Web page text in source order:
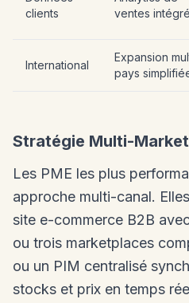
clients
ventes
International
Expansion
pays
Stratégie Multi-
Les PME les plus
approche multi-canal.
site e-commerce B2B
ou trois marketplaces
ou un PIM centralisé
stocks et prix en temps